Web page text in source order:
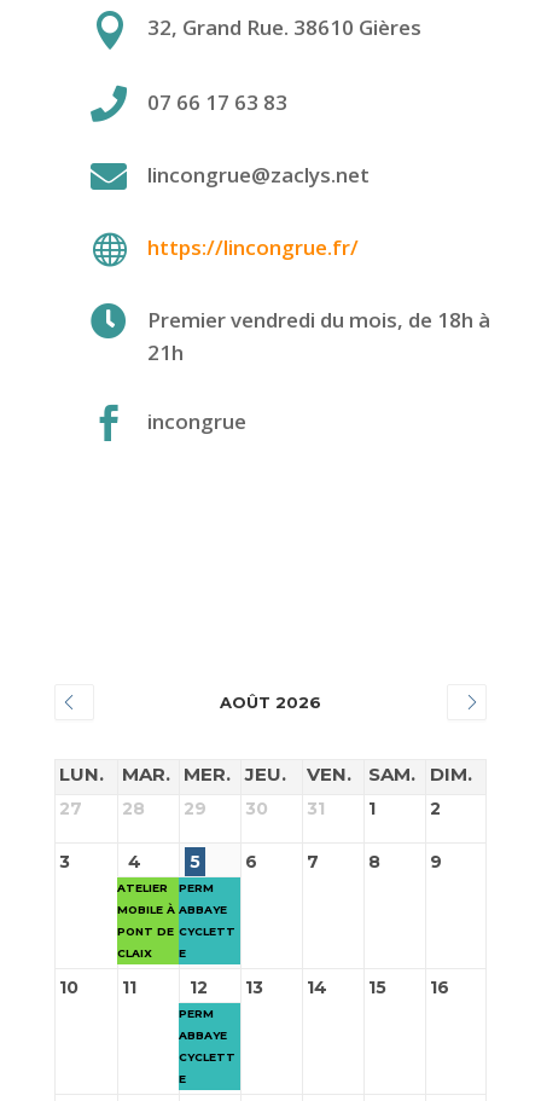
 32, Grand Rue. 38610 Gières
 07 66 17 63 83
 lincongrue@zaclys.net
 https://lincongrue.fr/

Premier vendredi du mois, de 18h à
21h
 incongrue
AOÛT 2026
LUN. MAR. MER. JEU. VEN. SAM. DIM.
27 28 29 30 31 1 2
3 4
ATELIER
MOBILE À
PONT DE
CLAIX
5
PERM
ABBAYE
CYCLETT
E
6 7 8 9
10 11 12
PERM
ABBAYE
CYCLETT
E
13 14 15 16